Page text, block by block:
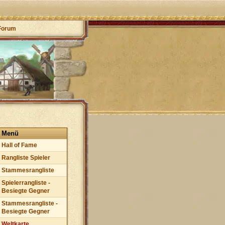
Menü
Hall of Fame
Rangliste Spieler
Stammesrangliste
Spielerrangliste -
Besiegte Gegner
Stammesrangliste -
Besiegte Gegner